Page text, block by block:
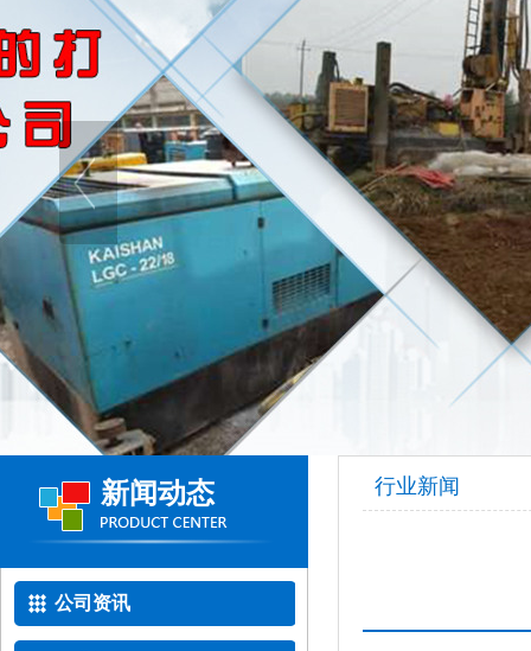
新闻动态
公司资讯
行业新闻